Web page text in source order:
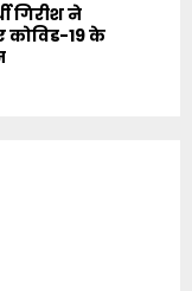
गिरीश ने
कोविड-19 के